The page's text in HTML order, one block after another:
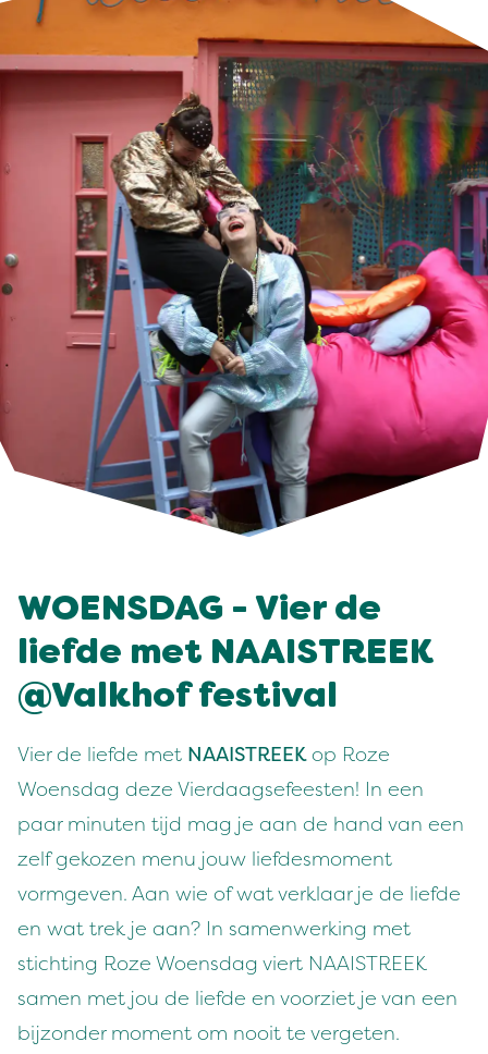
WOENSDAG - Vier de
liefde met NAAISTREEK
@Valkhof festival
Vier de liefde met NAAISTREEKop Roze
Woensdag deze Vierdaagsefeesten! In een
paar minuten tijd mag je aan de hand van een
zelf gekozen menu jouw liefdesmoment
vormgeven. Aan wie of wat verklaar je de liefde
en wat trek je aan? In samenwerking met
stichting Roze Woensdag viert NAAISTREEK
samen met jou de liefde en voorziet je van een
bijzonder moment om nooit te vergeten.